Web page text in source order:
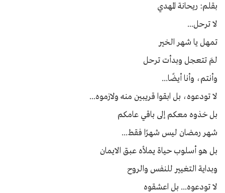
بقلم: ريحانة المهدي
لا ترحل...
تمهل يا شهر الخير
لمَ تتعجل وبدأت ترحل
وأنتم، وأنا أيضًا...
لا تودعوه، بل ابقوا قريبين منه ولازموه...
بل خذوه معكم إلى باقي عامكم
شهر رمضان ليس شهرًا فقط...
بل هو أسلوب حياة يملأه عبق الايمان
وبداية التغيير للنفس والروح
لا تودعوه... بل اعشقوه